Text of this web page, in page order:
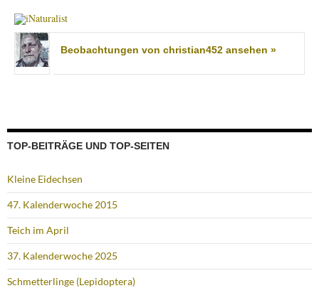
Beobachtungen von christian452 ansehen »
TOP-BEITRÄGE UND TOP-SEITEN
Kleine Eidechsen
47. Kalenderwoche 2015
Teich im April
37. Kalenderwoche 2025
Schmetterlinge (Lepidoptera)